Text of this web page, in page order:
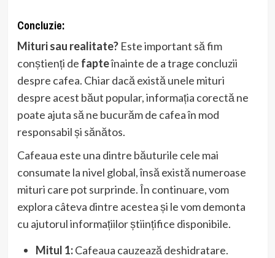
Concluzie:
Mituri sau realitate?Este important să fim
conștienți de fapteînainte de a trage concluzii
despre cafea. Chiar dacă există unele mituri
despre acest băut popular, informația corectă ne
poate ajuta să ne bucurăm de cafea în mod
responsabil și sănătos.
Cafeaua este una dintre băuturile cele mai
consumate la nivel global, însă există numeroase
mituri care pot surprinde. În continuare, vom
explora câteva dintre acestea și le vom demonta
cu ajutorul informațiilor științifice disponibile.
Mitul 1:Cafeaua cauzează deshidratare.